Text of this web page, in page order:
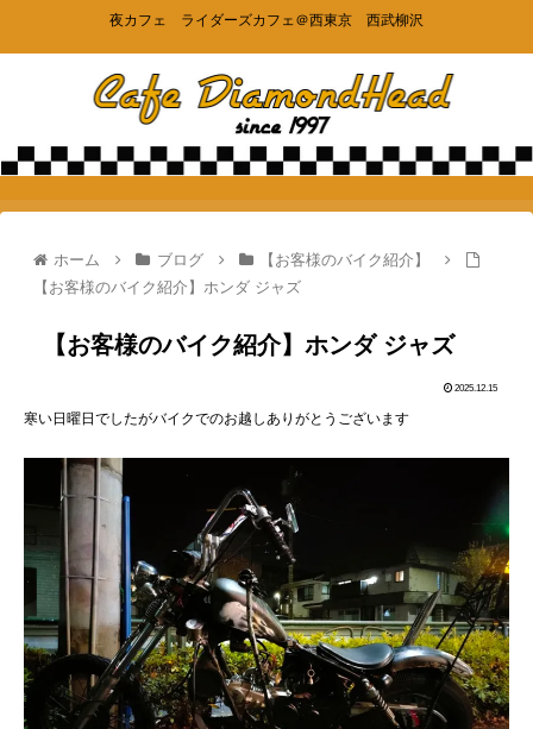
夜カフェ ライダーズカフェ＠西東京 西武柳沢
ホーム ブログ
【お客様のバイク紹介】
【お客様のバイク紹介】ホンダ ジャズ
【お客様のバイク紹介】ホンダ ジャズ
2025.12.15
寒い日曜日でしたがバイクでのお越しありがとうございます